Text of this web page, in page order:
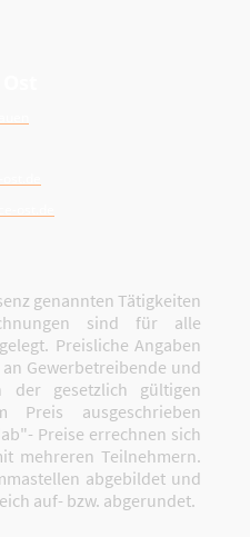
genannten Tätigkeiten
sind für alle
Preisliche Angaben
Gewerbetreibende und
der gesetzlich gültigen
Preis ausgeschrieben
Preise errechnen sich
mehreren Teilnehmern.
abgebildet und
auf- bzw. abgerundet.